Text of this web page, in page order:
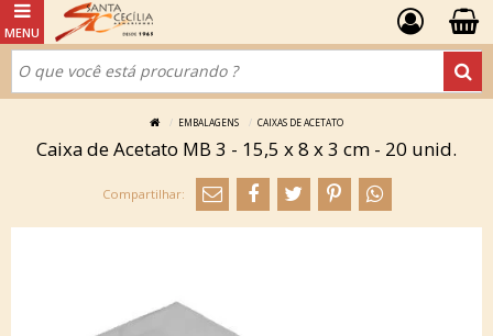
EMBALAGENS CAIXAS DE ACETATO
Caixa de Acetato MB 3 - 15,5 x 8 x 3 cm - 20 unid.